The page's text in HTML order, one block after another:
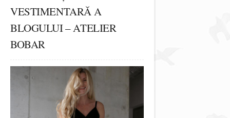
VESTIMENTARĂ A
BLOGULUI – ATELIER
BOBAR